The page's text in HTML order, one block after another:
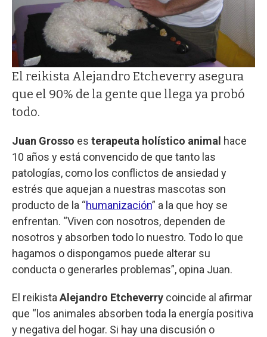
El reikista Alejandro Etcheverry asegura
que el 90% de la gente que llega ya probó
todo.
Juan Grosso es terapeuta holístico animal hace
10 años y está convencido de que tanto las
patologías, como los conflictos de ansiedad y
estrés que aquejan a nuestras mascotas son
producto de la “humanización” a la que hoy se
enfrentan. “Viven con nosotros, dependen de
nosotros y absorben todo lo nuestro. Todo lo que
hagamos o dispongamos puede alterar su
conducta o generarles problemas”, opina Juan.
El reikista Alejandro Etcheverry coincide al afirmar
que “los animales absorben toda la energía positiva
y negativa del hogar. Si hay una discusión o